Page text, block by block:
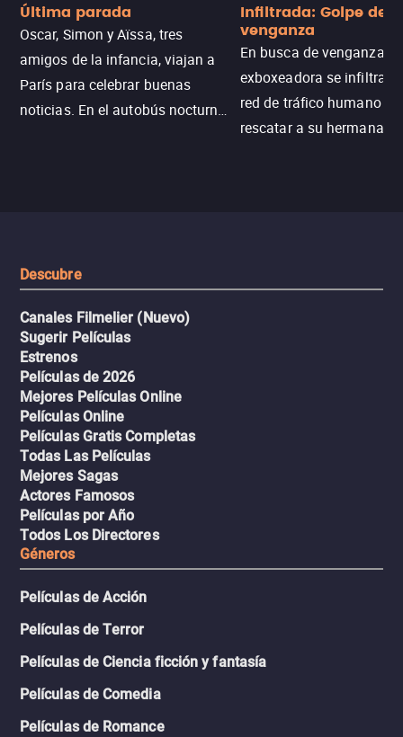
Última parada
Oscar, Simon y Aïssa, tres
amigos de la infancia, viajan a
París para celebrar buenas
noticias. En el autobús nocturno
Infiltrada: Golpe de
venganza
En busca de venganza,
exboxeadora se infiltra
red de tráfico humano
rescatar a su hermana
Descubre
Canales Filmelier (Nuevo)
Sugerir Películas
Estrenos
Películas de 2026
Mejores Películas Online
Películas Online
Películas Gratis Completas
Todas Las Películas
Mejores Sagas
Actores Famosos
Películas por Año
Todos Los Directores
Géneros
Películas de Acción
Películas de Terror
Películas de Ciencia ficción y fantasía
Películas de Comedia
Películas de Romance